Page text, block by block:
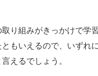
り組みがきっかけで学
もいえるので、いずれ
えるでしょう。